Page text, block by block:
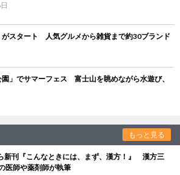
がスタート 人気グルメから雑貨まで約30ブランド
園」でサマーフェス 富士山を眺めながら水遊び、
もっと見る
新刊『こんなときには、まず、漢方！』 漢方三
医師や薬剤師が執筆